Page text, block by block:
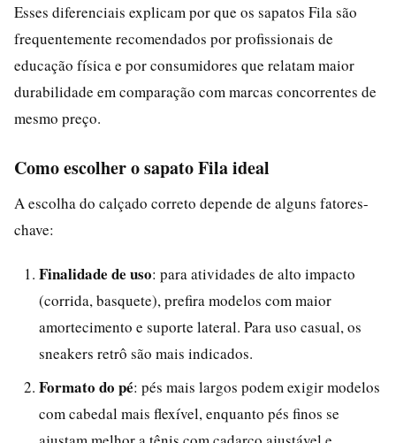
Esses diferenciais explicam por que os sapatos Fila são
frequentemente recomendados por profissionais de
educação física e por consumidores que relatam maior
durabilidade em comparação com marcas concorrentes de
mesmo preço.
Como escolher o sapato Fila ideal
A escolha do calçado correto depende de alguns fatores-
chave:
Finalidade de uso: para atividades de alto impacto
(corrida, basquete), prefira modelos com maior
amortecimento e suporte lateral. Para uso casual, os
sneakers retrô são mais indicados.
Formato do pé: pés mais largos podem exigir modelos
com cabedal mais flexível, enquanto pés finos se